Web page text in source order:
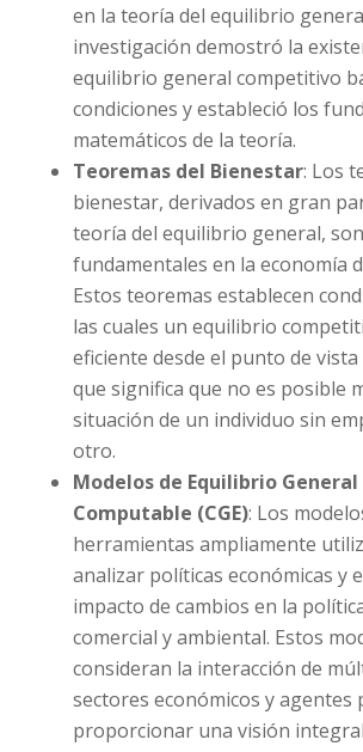
en la teoría del equilibrio
investigación demostró la
equilibrio general competitivo
condiciones y estableció los
matemáticos de la teoría.
Teoremas del Bienestar: Los
bienestar, derivados en gran
teoría del equilibrio general, son
fundamentales en la economía
Estos teoremas establecen
las cuales un equilibrio
eficiente desde el punto de
que significa que no es posible
situación de un individuo sin
otro.
Modelos de Equilibrio General
Computable (CGE): Los
herramientas ampliamente
analizar políticas económicas y
impacto de cambios en la
comercial y ambiental. Estos
consideran la interacción de
sectores económicos y agentes
proporcionar una visión